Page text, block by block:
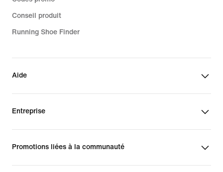
Conseil produit
Running Shoe Finder
Aide
Entreprise
Promotions liées à la communauté